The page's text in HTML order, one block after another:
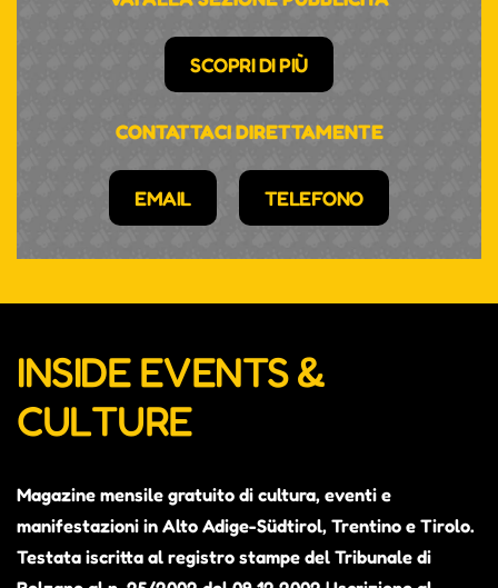
SCOPRI DI PIÙ
CONTATTACI DIRETTAMENTE
EMAIL TELEFONO
INSIDE EVENTS &
CULTURE
Magazine mensile gratuito di cultura, eventi e
manifestazioni in Alto Adige-Südtirol, Trentino e Tirolo.
Testata iscritta al registro stampe del Tribunale di